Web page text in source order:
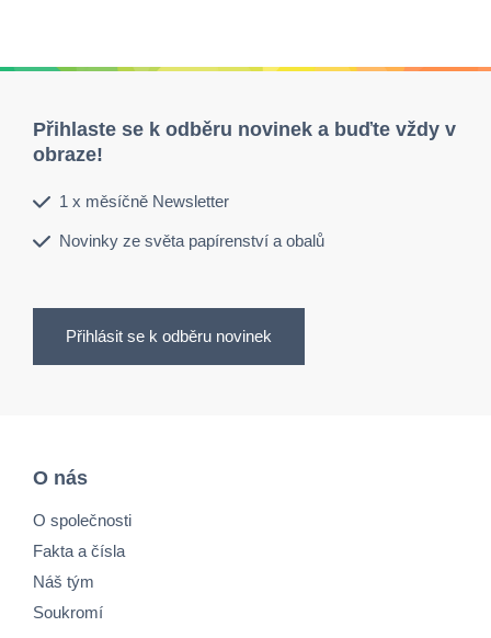
Přihlaste se k odběru novinek a buďte vždy v
obraze!
1 x měsíčně Newsletter
Novinky ze světa papírenství a obalů
Přihlásit se k odběru novinek
O nás
O společnosti
Fakta a čísla
Náš tým
Soukromí